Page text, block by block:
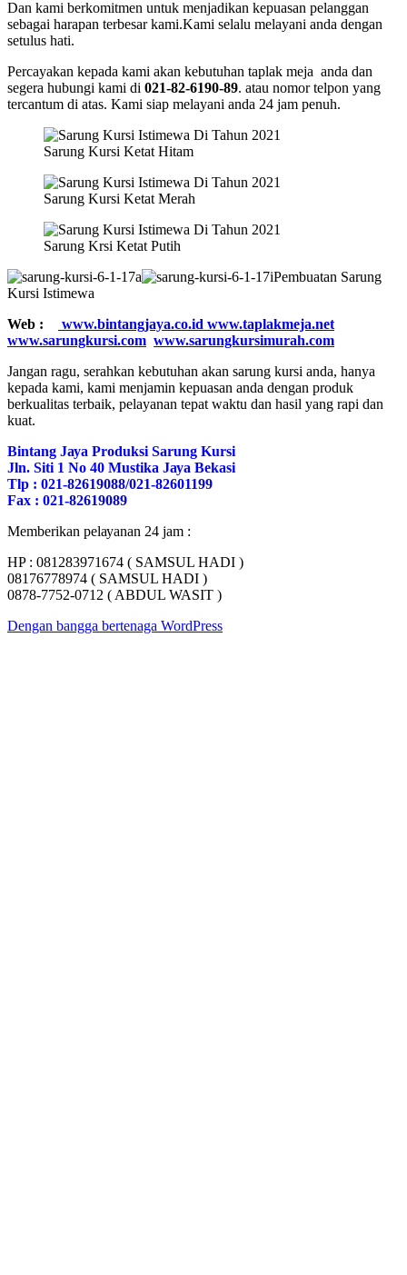
Dan kami berkomitmen untuk menjadikan kepuasan pelanggan
sebagai harapan terbesar kami.Kami selalu melayani anda dengan
setulus hati.
Percayakan kepada kami akan kebutuhan taplak meja anda dan
segera hubungi kami di 021-82-6190-89. atau nomor telpon yang
tercantum di atas. Kami siap melayani anda 24 jam penuh.
Sarung Kursi Ketat Hitam
Sarung Kursi Ketat Merah
Sarung Krsi Ketat Putih
Pembuatan Sarung
Kursi Istimewa
Web :
www.bintangjaya.co.id www.taplakmeja.net
www.sarungkursi.com www.sarungkursimurah.com
Jangan ragu, serahkan kebutuhan akan sarung kursi anda, hanya
kepada kami, kami menjamin kepuasan anda dengan produk
berkualitas terbaik, pelayanan tepat waktu dan hasil yang rapi dan
kuat.
Bіntаng Jауа Prоdukѕі Sarung Kursi
Jln. Sіtі 1 Nо 40 Muѕtіkа Jауа Bеkаѕі
Tlр : 021-82619088/021-82601199
Fаx : 021-82619089
Mеmbеrіkаn реlауаnаn 24 јаm :
HP : 081283971674 ( SAMSUL HADI )
08176778974 ( SAMSUL HADI )
0878-7752-0712 ( ABDUL WASIT )
Dengan bangga bertenaga WordPress